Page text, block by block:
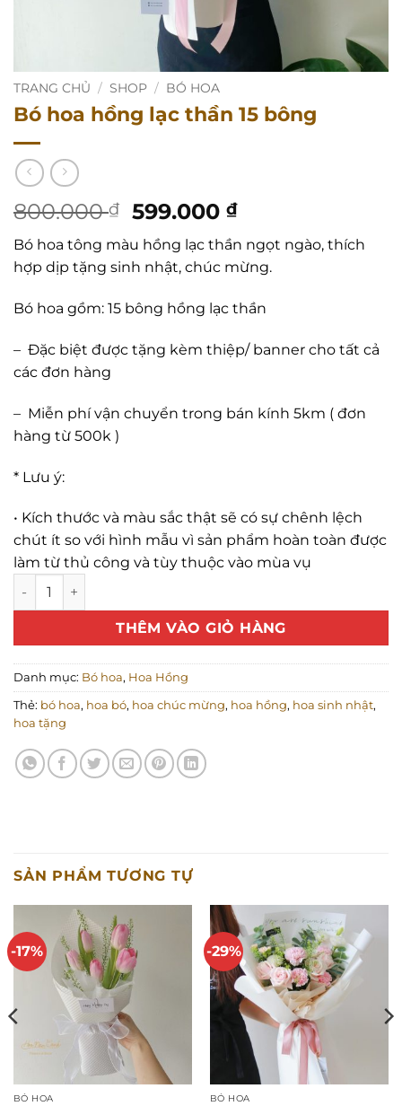
TRANG CHỦ / SHOP / BÓ HOA
Bó hoa hồng lạc thần 15 bông
800.000₫
Giá
gốc
là:
800.000 ₫.
599.000₫Giá
tại
là:
599.000 ₫.
Bó hoa tông màu hồng lạc thần ngọt ngào, thích
hợp dịp tặng sinh nhật, chúc mừng.
Bó hoa gồm: 15 bông hồng lạc thần
– Đặc biệt được tặng kèm thiệp/ banner cho tất cả
các đơn hàng
– Miễn phí vận chuyển trong bán kính 5km ( đơn
hàng từ 500k )
* Lưu ý:
• Kích thước và màu sắc thật sẽ có sự chênh lệch
chút ít so với hình mẫu vì sản phẩm hoàn toàn được
làm từ thủ công và tùy thuộc vào mùa vụ
Bó hoa hồng lạc thần 15 bông số lượng
THÊM VÀO GIỎ HÀNG
Danh mục: Bó hoa, Hoa Hồng
Thẻ: bó hoa, hoa bó, hoa chúc mừng, hoa hồng, hoa sinh nhật,
hoa tặng
SẢN PHẨM TƯƠNG TỰ
-17%
BÓ HOA
-29%
BÓ HOA